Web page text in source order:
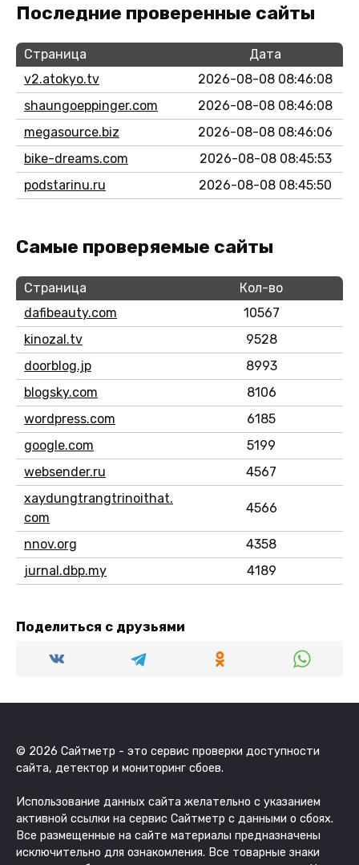
Последние проверенные сайты
Страница
Дата
v2.atokyo.tv
2026-08-08 08:46:08
shaungoeppinger.com
2026-08-08 08:46:08
megasource.biz
2026-08-08 08:46:06
bike-dreams.com
2026-08-08 08:45:53
podstarinu.ru
2026-08-08 08:45:50
Самые проверяемые сайты
Страница
Кол-во
dafibeauty.com
10567
kinozal.tv
9528
doorblog.jp
8993
blogsky.com
8106
wordpress.com
6185
google.com
5199
websender.ru
4567
xaydungtrangtrinoithat.
com
4566
nnov.org
4358
jurnal.dbp.my
4189
Поделиться с друзьями
© 2026 Сайтметр - это сервис проверки доступности
сайта, детектор и мониторинг сбоев.
Использование данных сайта желательно с указанием
активной ссылки на сервис Сайтметр с данными о сбоях.
Все размещенные на сайте материалы предназначены
исключительно для ознакомления. Все товарные знаки